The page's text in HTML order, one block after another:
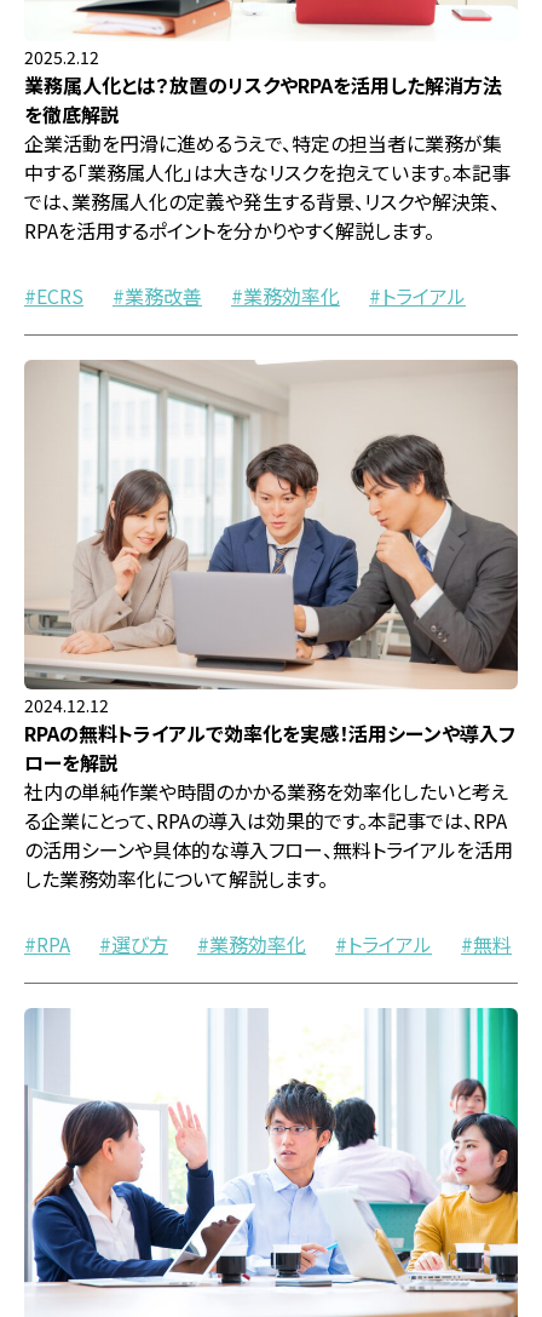
2025.2.12
業務属人化とは？放置のリスクやRPAを活用した解消方法
を徹底解説
企業活動を円滑に進めるうえで、特定の担当者に業務が集
中する「業務属人化」は大きなリスクを抱えています。本記事
では、業務属人化の定義や発生する背景、リスクや解決策、
RPAを活用するポイントを分かりやすく解説します。
ECRS 業務改善 業務効率化 トライアル
2024.12.12
RPAの無料トライアルで効率化を実感！活用シーンや導入フ
ローを解説
社内の単純作業や時間のかかる業務を効率化したいと考え
る企業にとって、RPAの導入は効果的です。本記事では、RPA
の活用シーンや具体的な導入フロー、無料トライアルを活用
した業務効率化について解説します。
RPA 選び方 業務効率化 トライアル 無料